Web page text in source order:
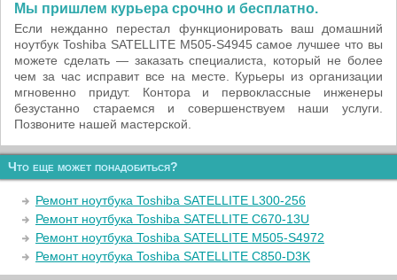
Мы пришлем курьера срочно и бесплатно.
Если нежданно перестал функционировать ваш домашний
ноутбук Toshiba SATELLITE M505-S4945 самое лучшее что вы
можете сделать — заказать специалиста, который не более
чем за час исправит все на месте. Курьеры из организации
мгновенно придут. Контора и первоклассные инженеры
безустанно стараемся и совершенствуем наши услуги.
Позвоните нашей мастерской.
Что еще может понадобиться?
Ремонт ноутбука Toshiba SATELLITE L300-256
Ремонт ноутбука Toshiba SATELLITE C670-13U
Ремонт ноутбука Toshiba SATELLITE M505-S4972
Ремонт ноутбука Toshiba SATELLITE C850-D3K